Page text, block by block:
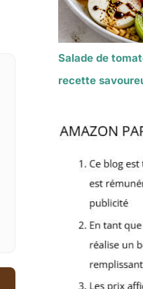
Salade de
recette